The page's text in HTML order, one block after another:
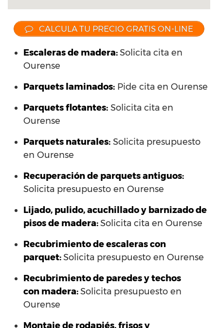
CALCULA TU PRECIO GRATIS ON-LINE
Escaleras de madera:Solicita cita en
Ourense
Parquets laminados: Pide cita en Ourense
Parquets flotantes: Solicita cita en
Ourense
Parquets naturales: Solicita presupuesto
en Ourense
Recuperación de parquets antiguos:
Solicita presupuesto en Ourense
Lijado, pulido, acuchillado y barnizado de
pisos de madera:Solicita cita en Ourense
Recubrimiento de escaleras con
parquet:Solicita presupuesto en Ourense
Recubrimiento de paredes y techos
con madera:Solicita presupuesto en
Ourense
Montaje de rodapiés, frisos y